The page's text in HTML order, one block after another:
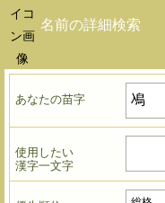
名前の詳細検索
あなたの苗字
使用したい
漢字一文字